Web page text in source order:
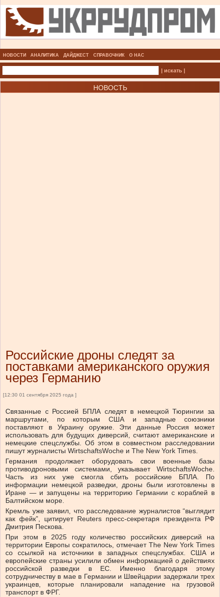
НОВОСТИ АНАЛИТИКА ДАЙДЖЕСТ СПРАВОЧНИК О НАС
| искать |
НОВОСТЬ
Российские дроны следят за
поставками американского оружия
через Германию
[12:30 01 сентября 2025 года ]
Связанные с Россией БПЛА следят в немецкой Тюрингии за
маршрутами, по которым США и западные союзники
поставляют в Украину оружие. Эти данные Россия может
использовать для будущих диверсий, считают американские и
немецкие спецслужбы. Об этом в совместном расследовании
пишут журналисты WirtschaftsWoche и The New York Times.
Германия продолжает оборудовать свои военные базы
противодроновыми системами, указывает WirtschaftsWoche.
Часть из них уже смогла сбить российские БПЛА. По
информации немецкой разведки, дроны были изготовлены в
Иране — и запущены на территорию Германии с кораблей в
Балтийском море.
Кремль уже заявил, что расследование журналистов “выглядит
как фейк”, цитирует Reuters пресс-секретаря президента РФ
Дмитрия Пескова.
При этом в 2025 году количество российских диверсий на
территории Европы сократилось, отмечает The New York Times
со ссылкой на источники в западных спецслужбах. США и
европейские страны усилили обмен информацией о действиях
российской разведки в ЕС. Именно благодаря этому
сотрудничеству в мае в Германии и Швейцарии задержали трех
украинцев, которые планировали нападение на грузовой
транспорт в ФРГ.